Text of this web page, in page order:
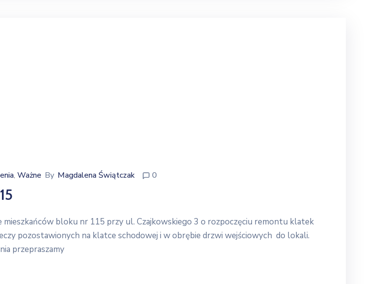
‚ Ważne By Magdalena Świątczak 0
bloku nr 115 przy ul. Czajkowskiego 3 o rozpoczęciu remontu klatek
pozostawionych na klatce schodowej i w obrębie drzwi wejściowych do lokali.
przepraszamy